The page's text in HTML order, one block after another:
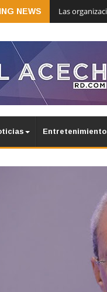
NEWS Las